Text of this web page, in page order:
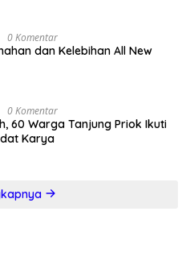
0 Komentar
dan Kelebihan All New
0 Komentar
60 Warga Tanjung Priok Ikuti
Karya